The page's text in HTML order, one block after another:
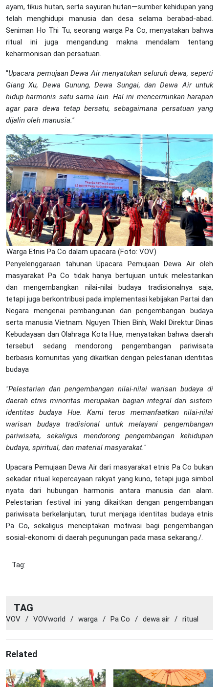
ayam, tikus hutan, serta sayuran hutan—sumber kehidupan yang
telah menghidupi manusia dan desa selama berabad-abad.
Seniman Ho Thi Tu, seorang warga Pa Co, menyatakan bahwa
ritual ini juga mengandung makna mendalam tentang
keharmonisan dan persatuan.
"Upacara pemujaan Dewa Air menyatukan seluruh dewa, seperti
Giang Xu, Dewa Gunung, Dewa Sungai, dan Dewa Air untuk
hidup harmonis satu sama lain. Hal ini mencerminkan harapan
agar para dewa tetap bersatu, sebagaimana persatuan yang
dijalin oleh manusia."
Warga Etnis Pa Co dalam upacara (Foto: VOV)
Penyelenggaraan tahunan Upacara Pemujaan Dewa Air oleh
masyarakat Pa Co tidak hanya bertujuan untuk melestarikan
dan mengembangkan nilai-nilai budaya tradisionalnya saja,
tetapi juga berkontribusi pada implementasi kebijakan Partai dan
Negara mengenai pembangunan dan pengembangan budaya
serta manusia Vietnam. Nguyen Thien Binh, Wakil Direktur Dinas
Kebudayaan dan Olahraga Kota Hue, menyatakan bahwa daerah
tersebut sedang mendorong pengembangan pariwisata
berbasis komunitas yang dikaitkan dengan pelestarian identitas
budaya
"Pelestarian dan pengembangan nilai-nilai warisan budaya di
daerah etnis minoritas merupakan bagian integral dari sistem
identitas budaya Hue. Kami terus memanfaatkan nilai-nilai
warisan budaya tradisional untuk melayani pengembangan
pariwisata, sekaligus mendorong pengembangan
kehidupan
budaya, spiritual, dan material masyarakat."
Upacara Pemujaan Dewa Air dari masyarakat etnis Pa Co bukan
sekadar ritual kepercayaan rakyat yang kuno, tetapi juga simbol
nyata dari hubungan harmonis antara manusia dan alam.
Pelestarian festival ini yang dikaitkan dengan pengembangan
pariwisata berkelanjutan, turut menjaga identitas budaya etnis
Pa Co, sekaligus menciptakan motivasi bagi pengembangan
sosial-ekonomi di daerah pegunungan pada masa sekarang./.
Tag:
TAG
VOV / VOVworld / warga / Pa Co / dewa air / ritual
Related